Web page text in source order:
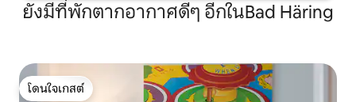
ยังมีที่พักตากอากาศดีๆ อีกในBad Häring
โดนใจเกสต์
โดนใจเกสต์